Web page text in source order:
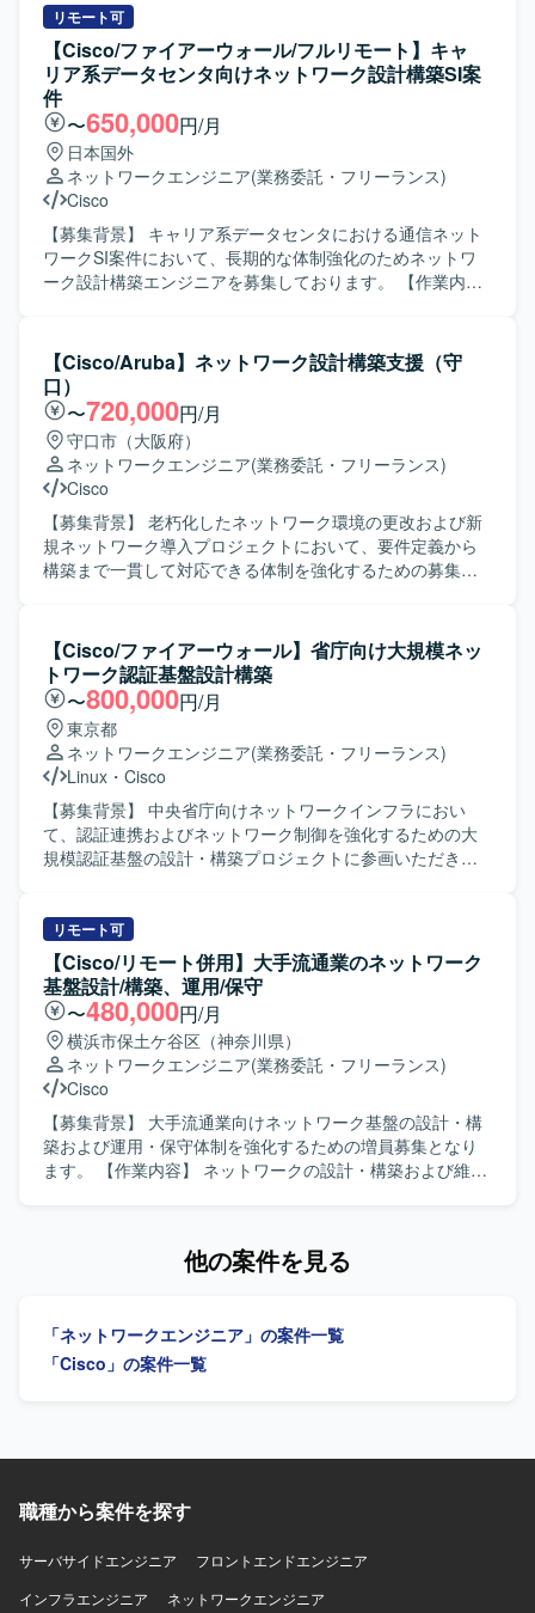
いただきます。 CiscoおよびArista製ネットワーク機器を用
いた設計・構築・運用、閉域ネットワーク環境の管理、
AWSネットワーク環境の設計・運用、BGP／OSPF／LISP
／MPLSなどを用いたルーティング設計・運用、障害対応お
よび保守対応を実施していただきます。 【求める人物像】
単なる運用オペレーションにとどまらず、ネットワーク設
計から一人称で対応できる方を求めております。 クラウド
およびオンプレミス双方のネットワーク技術に関心を持
ち、主体的に改善や最適化に取り組んでいただける方が望
ましいです。 【ポジションの魅力】 マネージドクラウドお
よびプライベートクラウド双方のネットワーク基盤に携わ
ることで、クラウドネットワークとデータセンターネット
設計・運用に関わることができ、ネットワークエンジニア
としてのスキルアップが期待できるポジションです。 【開
発環境】 Cisco／Arista製ネットワーク機器 AWSネットワー
クサービス BGP／OSPF／LISP／MPLSを用いたルーティ
ング環境
リモート可
【Cisco/ファイアーウォール/フルリモート】キャ
リア系データセンタ向けネットワーク設計構築SI案
件
〜650,000円/月
日本国外
ネットワークエンジニア(業務委託・フリーランス)
Cisco
【募集背景】 キャリア系データセンタにおける通信ネット
ワークSI案件において、長期的な体制強化のためネットワ
ーク設計構築エンジニアを募集しております。 【作業内
は以下を想定しております。 ・ネットワークの詳細設計
（物理設計、論理設計） ・パラメータ設計 ・各種設定・構
成に関する手順書作成 ・商用切替などの商用作業対応 ・デ
ータセンタにおける初期設定作業（必要に応じてACI関連作
業を現地で実施する場合があります） 【求める人物像】 ・
中長期で安定して参画いただける方 ・ネットワーク技術の
キャッチアップに前向きに取り組める方 ・手順書作成など
ドキュメント作業も丁寧に対応いただける方 ・関係者とコ
ミュニケーションを取りながら主体的に作業を進められる
方 【ポジションの魅力】 ・キャリア系データセンタの基幹
ロードバランサ、ファイアウォール等を活用した高度なネ
ットワーク技術に携わることができます。 ・長期想定のた
め、腰を据えてスキルアップしながら参画いただけます。
【開発環境】 ・ネットワーク機器：Cisco Nexusシリー
ズ、Cisco ACI、A10、F5 など ・ドキュメント：各種設計
書・手順書作成ツール（詳細は別途）
【Cisco/Aruba】ネットワーク設計構築支援（守
口）
〜720,000円/月
守口市（大阪府）
ネットワークエンジニア(業務委託・フリーランス)
Cisco
【募集背景】 老朽化したネットワーク環境の更改および新
規ネットワーク導入プロジェクトにおいて、要件定義から
構築まで一貫して対応できる体制を強化するための募集で
計、構築までをご担当いただきます。 既存ネットワーク環
境の現地調査、構成や設置場所、配線、影響範囲の確認を
行い、その結果を踏まえた新規導入やリプレースの検討を
実施します。 ベンダーや現場担当者との調整、作業手順の
確認など、関係各所とのコミュニケーションを取りながら
円滑な導入・移行を推進していただきます。 【求める人物
像】 現地で自ら確認すべき点を主体的に確認しに行動でき
る方を求めています。 業者や担当者と会話しながら、状況
に応じた提案や調整を行い、プロジェクトを前向きに推進
できる方を歓迎いたします。 【ポジションの魅力】 老朽化
ットワークエンジニアとしてのスキルを総合的に高めてい
ただけます。 複数ベンダー機器を扱う環境での設計・構築
経験を積むことができ、将来的なリーダーポジションを目
指す方にも適したポジションです。 【開発環境】 Cisco
L2/L3スイッチ、Aruba L2/L3スイッチ、VPN機器、
FortiGateやPaloaltoなどのネットワーク機器を中心とした
環境です。
【Cisco/ファイアーウォール】省庁向け大規模ネッ
トワーク認証基盤設計構築
〜800,000円/月
東京都
ネットワークエンジニア(業務委託・フリーランス)
Linux ・ Cisco
【募集背景】 中央省庁向けネットワークインフラにおい
て、認証連携およびネットワーク制御を強化するための大
規模認証基盤の設計・構築プロジェクトに参画いただきま
築を行っていただきます。 RADIUS / LDAPを用いたユーザ
ー・端末認証基盤の設計・構築を実施していただきます。
安全な無線LAN（Wi-Fi）環境の設計・構築および電波・ア
クセス制御の検討・実装を行っていただきます。 Linux /
Windowsサーバー上でのログ調査、証明書設定、認証連携
に伴う各種設定・検証作業を担当していただきます。 プロ
ジェクトに伴う設計書、パラメータシート、テスト仕様書
などの技術ドキュメントを作成していただきます。 【求め
る人物像】 認証や証明書、ネットワークポリシー制御に強
みを持ち、高い専門性を活かして主体的に設計・構築をリ
ードしていただける方を求めています。 【ポジションの魅
す。 Ciscoの先進的なソリューション（ISE、DNAC等）を
Catalyst, WLC, Cisco ISE, Cisco DNA Center (DNAC) 認証
プロトコル： RADIUS, LDAP サーバーOS： Linux,
リモート可
【Cisco/リモート併用】大手流通業のネットワーク
基盤設計/構築、運用/保守
〜480,000円/月
横浜市保土ケ谷区（神奈川県）
ネットワークエンジニア(業務委託・フリーランス)
Cisco
【募集背景】 大手流通業向けネットワーク基盤の設計・構
築および運用・保守体制を強化するための増員募集となり
ます。 【作業内容】 ネットワークの設計・構築および維持
ネットワーク機器の設定変更作業も実施いたします。デー
を推進していただきます。 【求める人物像】 ネットワーク
設計・構築の実務経験を活かし、自ら課題を見つけて主体
ションの魅力】 大手流通業向けの大規模ネットワーク基盤
ト、リリースまで一貫して経験を積むことができます。
Cisco製品を中心とした実務を通じて、各種プロトコルの知
見や設計スキルをさらに高めることができます。 【開発環
境】 Cisco製ネットワーク機器を中心としたネットワーク環
境での設計・構築および保守運用となります。
他の案件を見る
「ネットワークエンジニア」の案件一覧
「Cisco」の案件一覧
職種から案件を探す
サーバサイドエンジニア
フロントエンドエンジニア
インフラエンジニア
ネットワークエンジニア